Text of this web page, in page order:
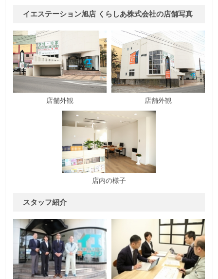
イエステーション旭店 くらしあ株式会社の店舗写真
店舗外観 店舗外観
店内の様子
スタッフ紹介